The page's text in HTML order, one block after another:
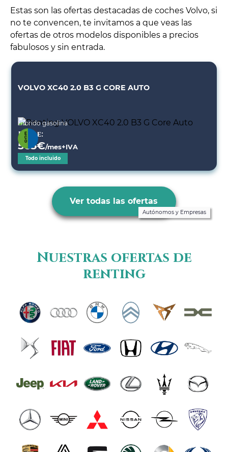
Estas son las ofertas destacadas de coches Volvo, si
no te convencen, te invitamos a que veas las
ofertas de otros modelos disponibles a precios
fabulosos y sin entrada.
VOLVO XC40 2.0 B3 G CORE AUTO
Híbrido gasolina
Autónomos y Empresas
Desde:
565€/mes+IVA
Todo incluido
Ver todas las ofertas
Nuestras ofertas de
renting